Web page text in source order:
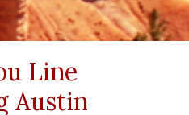
Line
Austin